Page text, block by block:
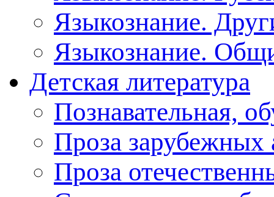
Языкознание.
Языкознание.
Детская литература
Познавательная,
Проза зарубежных
Проза